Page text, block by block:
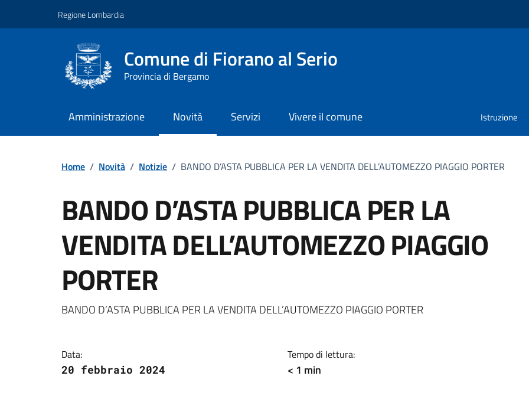
Regione Lombardia
Comune di Fiorano al Serio
Provincia di Bergamo
Amministrazione Novità Servizi Vivere il comune Istruzione
Home / Novità / Notizie / BANDO D’ASTA PUBBLICA PER LA VENDITA DELL’AUTOMEZZO PIAGGIO PORTER
BANDO D’ASTA PUBBLICA PER LA
VENDITA DELL’AUTOMEZZO PIAGGIO
PORTER
Dettagli della notizia
BANDO D’ASTA PUBBLICA PER LA VENDITA DELL’AUTOMEZZO PIAGGIO PORTER
Data:
20 febbraio 2024
Tempo di lettura:
< 1 min